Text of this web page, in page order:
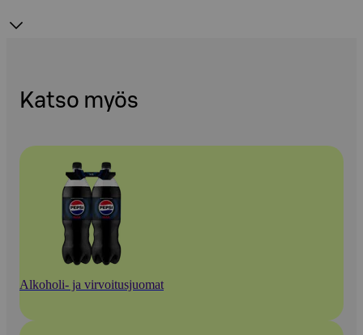
Katso myös
Alkoholi- ja virvoitusjuomat